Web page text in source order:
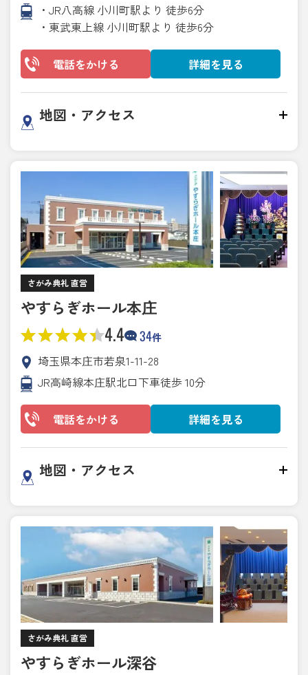
・JR八高線 小川町駅より 徒歩6分
・東武東上線 小川町駅より 徒歩6分
電話をかける 詳細を見る
地図・アクセス
さがみ典礼 直営
やすらぎホール本庄
4.4 34件
埼玉県本庄市若泉1-11-28
JR高崎線本庄駅北口下車徒歩 10分
電話をかける 詳細を見る
地図・アクセス
さがみ典礼 直営
やすらぎホール深谷